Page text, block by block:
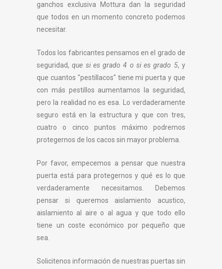
ganchos exclusiva Mottura dan la seguridad
que todos en un momento concreto podemos
necesitar.
Todos los fabricantes pensamos en el grado de
seguridad,que si es grado 4 o si es grado 5, y
que cuantos "pestillacos" tiene mi puerta y que
con más pestillos aumentamos la seguridad,
pero la realidad no es esa. Lo verdaderamente
seguro está en la estructura y que con tres,
cuatro o cinco puntos máximo podremos
protegernos de los cacos sin mayor problema.
Por favor, empecemos a pensar que nuestra
puerta está para protegernos y qué es lo que
verdaderamente necesitamos. Debemos
pensar si queremos aislamiento acustico,
aislamiento al aire o al agua y que todo ello
tiene un coste económico por pequeño que
sea.
Solicitenos información de nuestras puertas sin